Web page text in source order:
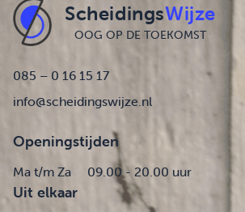
ScheidingsWijze
OOG OP DE TOEKOMST
085 – 0 16 15 17
info@scheidingswijze.nl
Openingstijden
Ma t/m Za 09.00 - 20.00 uur
Uit elkaar